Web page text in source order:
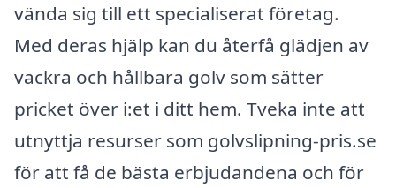
vända sig till ett specialiserat företag.
Med deras hjälp kan du återfå glädjen av
vackra och hållbara golv som sätter
pricket över i:et i ditt hem. Tveka inte att
utnyttja resurser som golvslipning-pris.se
för att få de bästa erbjudandena och för